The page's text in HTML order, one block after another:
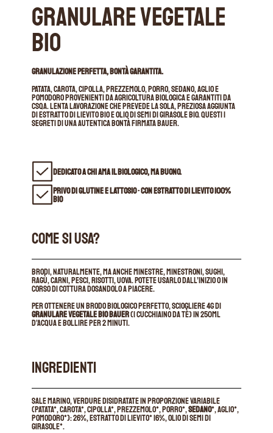
Granulare Vegetale
Bio
GRANULAZIONE PERFETTA, BONTÀ GARANTITA.
Patata, carota, cipolla, prezzemolo, porro, sedano, aglio e
pomodoro provenienti da agricoltura biologica e garantiti da
CSQA. Lenta lavorazione che prevede la sola, preziosa aggiunta
di estratto di lievito bio e olio di semi di girasole bio. Questi i
segreti di una autentica bontà firmata Bauer.
DEDICATO A CHI AMA IL BIOLOGICO, MA BUONO.
PRIVO DI GLUTINE E LATTOSIO • CON ESTRATTO DI LIEVITO 100%
BIO
COME SI USA?
Brodi, naturalmente, ma anche minestre, minestroni, sughi,
ragù, carni, pesci, risotti, uova. Potete usarlo dall’inizio o in
corso di cottura dosandolo a piacere.
Per ottenere un brodo biologico perfetto, sciogliere 4g di
Granulare Vegetale Bio Bauer(1 cucchiaino da tè) in 250ml
d’acqua e bollire per 2 minuti.
INGREDIENTI
Sale marino, verdure disidratate in proporzione variabile
(patata*, carota*, cipolla*, prezzemolo*, porro*,sedano*, aglio*,
pomodoro*): 26%, estratto di lievito* 16%, olio di semi di
girasole*.